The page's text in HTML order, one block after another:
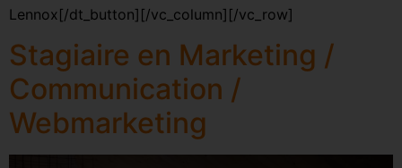
Lennox[/dt_button][/vc_column][/vc_row]
Stagiaire en Marketing /
Communication /
Webmarketing